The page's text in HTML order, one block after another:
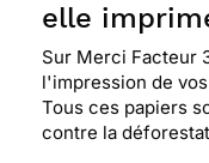
elle
Sur Merci Facteur
l'impression de
Tous ces papiers
contre la